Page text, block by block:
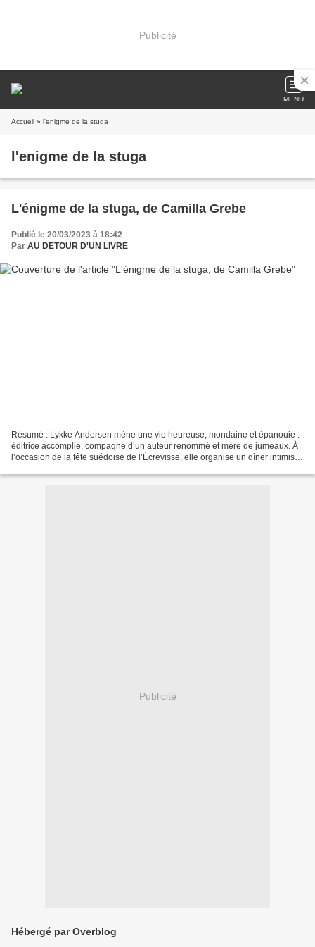
Publicité
MENU
Accueil » l'enigme de la stuga
l'enigme de la stuga
L'énigme de la stuga, de Camilla Grebe
Publié le 20/03/2023 à 18:42
Par AU DETOUR D'UN LIVRE
Résumé : Lykke Andersen mène une vie heureuse, mondaine et épanouie :
éditrice accomplie, compagne d’un auteur renommé et mère de jumeaux. À
l’occasion de la fête suédoise de l’Écrevisse, elle organise un dîner intimiste
Publicité
Hébergé par Overblog